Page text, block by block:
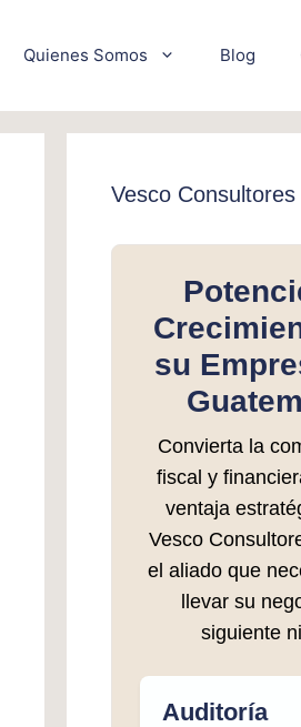
Quienes Somos Blog
Vesco Consultores
su
Convierta la
fiscal y
ventaja
Vesco
el aliado que
llevar su
siguiente
Auditoría